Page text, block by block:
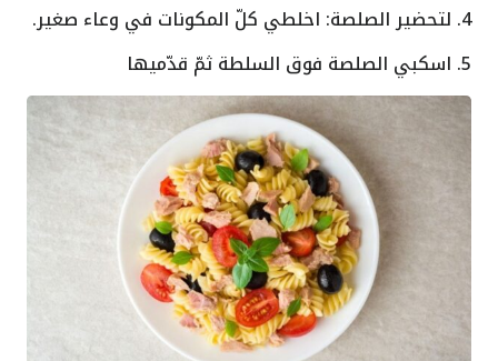
4. لتحضير الصلصة: اخلطي كلّ المكونات في وعاء صغير.
5. اسكبي الصلصة فوق السلطة ثمّ قدّميها